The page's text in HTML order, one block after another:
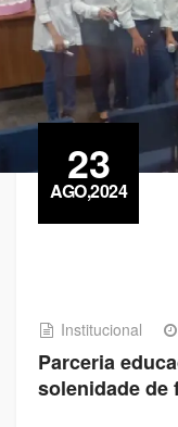
23
AGO,2024
Institucional
Parceria
solenidade de